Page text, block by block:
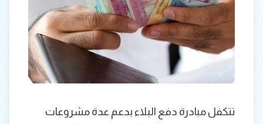
تتكفل مبادرة دفع البلاء بدعم عدة مشروعات